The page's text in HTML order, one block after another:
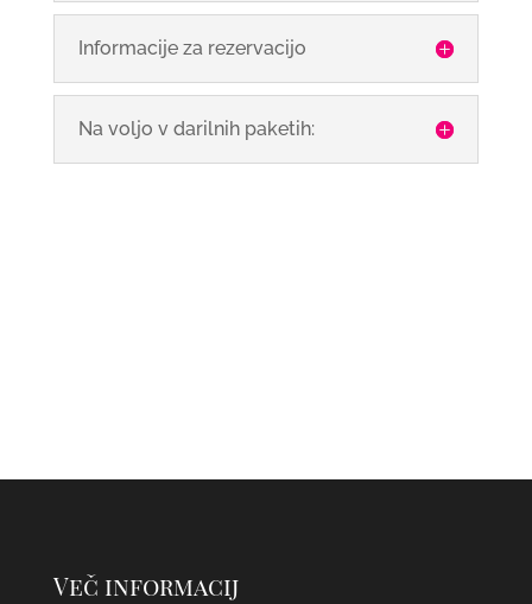
Informacije za rezervacijo
Na voljo v darilnih paketih:
Več informacij